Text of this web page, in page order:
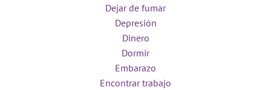
Dejar de fumar
Depresión
Dinero
Dormir
Embarazo
Encontrar trabajo